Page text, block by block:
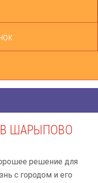
ШАРЫПОВО
решение для
с городом и его